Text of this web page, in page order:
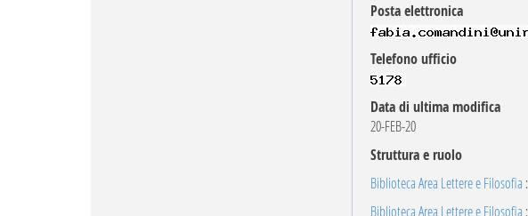
Posta elettronica
Telefono ufficio
Data di ultima modifica
20-FEB-20
Struttura e ruolo
Biblioteca Area Lettere e Filosofia
Biblioteca Area Lettere e Filosofia